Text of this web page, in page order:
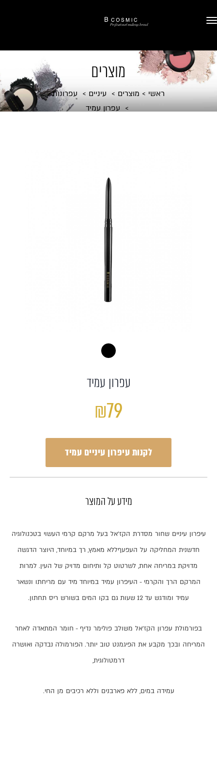
מוצרים
ראשי מוצרים עיניים
עפרונות
עפרון עמיד
עפרון עמיד
₪79
לקנות עיפרון עיניים עמיד
מידע על המוצר
עיפרון עיניים שחור מסדרת הקז’אל בעל מרקם קרמי העשוי בטכנולוגיה
חדשנית המחליקה על העפעףללא מאמץ, רך במיוחד, היוצר הדגשה
מדויקת במריחה אחת, לשרטוט קל ותיחום מדויק של העין. למרות
המרקם הרך והקרמי - העיפרון עמיד במיוחד מיד עם מריחתו ונשאר
עמיד ומודגש עד שעות גם בקו המים בשורש ריס תחתון.
בפורמולת עפרון הקז’אל משולב פולימר נדיף - חומר המתאדה לאחר
המריחה ובכך מקבע את הפיגמנט טוב יותר. הפורמולה נבדקה ואושרה
דרמטולוגית,
עמידה במים, ללא פארבנים וללא רכיבים מן החי.